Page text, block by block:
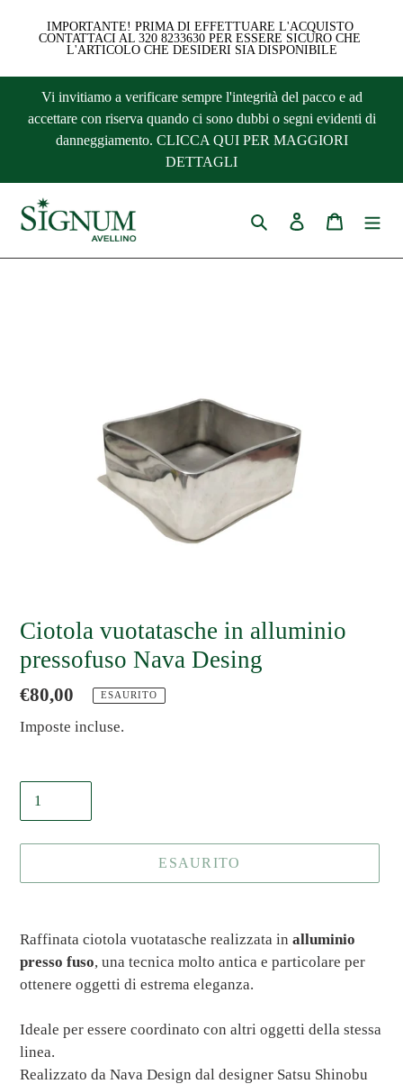
IMPORTANTE! PRIMA DI EFFETTUARE L'ACQUISTO
CONTATTACI AL 320 8233630 PER ESSERE SICURO CHE
L'ARTICOLO CHE DESIDERI SIA DISPONIBILE
direttamente
Vi invitiamo a verificare sempre l'integrità del pacco e ad
accettare con riserva quando ci sono dubbi o segni evidenti di
danneggiamento. CLICCA QUI PER MAGGIORI
DETTAGLI
Cerca Accedi Carrello
Ciotola vuotatasche in alluminio
pressofuso Nava Desing
Prezzo
di
€80,00 ESAURITO
Imposte incluse.
ESAURITO
del
prodotto
nel
Raffinata ciotola vuotatasche realizzata in alluminio
presso fuso, una tecnica molto antica e particolare per
ottenere oggetti di estrema eleganza.
Ideale per essere coordinato con altri oggetti della stessa
linea.
Realizzato da Nava Design dal designer Satsu Shinobu